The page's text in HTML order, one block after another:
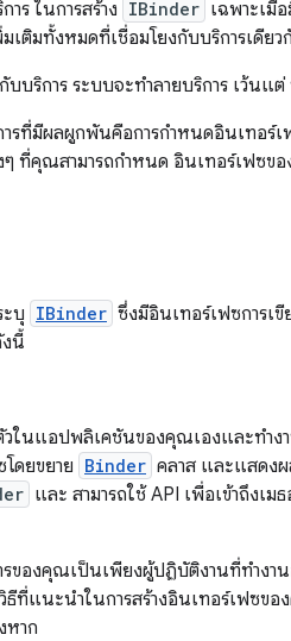
าร ในการสร้าง IBinder เฉพาะเมื่
เติมทั้งหมดที่เชื่อมโยงกับบริการเดีย
บริการ ระบบจะทำลายบริการ เว้นแต่
รที่มีผลผูกพันคือการกำหนดอินเทอร์เ
ที่คุณสามารถกำหนด อินเทอร์เฟซขอ
ะบุ IBinder ซึ่งมีอินเทอร์เฟซการเ
นี้
ในแอปพลิเคชันของคุณเองและทำง
ดยขยาย Binder คลาส และแสดงผ
และ สามารถใช้ API เพื่อเข้าถึงเ
ของคุณเป็นเพียงผู้ปฏิบัติงานที่ทำง
วิธีที่แนะนำในการสร้างอินเทอร์เฟซ
หาก